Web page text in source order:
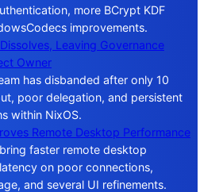
more BCrypt KDF
improvements.
Leaving Governance
Owner
has disbanded after only 10
poor delegation, and persistent
within NixOS.
Remote Desktop Performance
faster remote desktop
on poor connections,
and several UI refinements.